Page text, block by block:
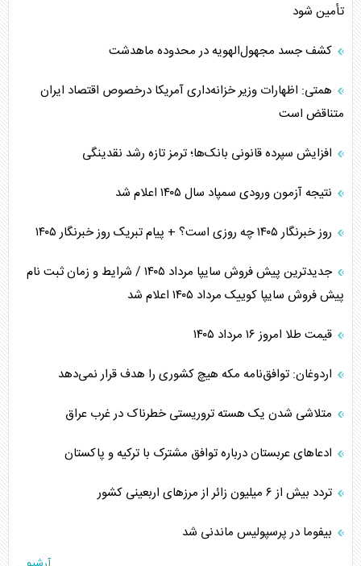
تأمین شود
کشف جسد مجهول‌الهویه در محدوده ماهدشت
همتی: اظهارات وزیر خزانه‌داری آمریکا درخصوص اقتصاد ایران
متناقض است
افزایش سپرده قانونی بانک‌ها؛ ترمز تازه رشد نقدینگی
نتیجه آزمون ورودی سمپاد سال ۱۴۰۵ اعلام شد
روز خبرنگار ۱۴۰۵ چه روزی است؟ + پیام تبریک روز خبرنگار ۱۴۰۵
جدیدترین پیش فروش سایپا مرداد ۱۴۰۵ / شرایط و زمان ثبت نام
پیش فروش سایپا کوییک مرداد ۱۴۰۵ اعلام شد
قیمت طلا امروز ۱۶ مرداد ۱۴۰۵
اردوغان: توافق‌نامه مکه هیچ کشوری را هدف قرار نمی‌دهد
متلاشی شدن یک هسته تروریستی خطرناک در غرب عراق
ادعاهای عربستان درباره توافق مشترک با ترکیه و پاکستان
تردد بیش از ۶ میلیون زائر از مرزهای اربعینی کشور
بیفوما در پرسپولیس ماندنی شد